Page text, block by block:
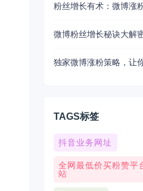
粉丝增长有术：微博涨
微博粉丝增长秘诀大解
独家微博涨粉策略，让
TAGS标签
抖音业务网址
全网最低价买粉赞平
站